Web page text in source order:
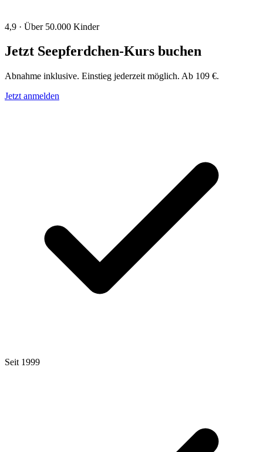
4,9 · Über 50.000 Kinder
Jetzt Seepferdchen-Kurs buchen
Abnahme inklusive. Einstieg jederzeit möglich. Ab 109 €.
Jetzt anmelden
Seit 1999